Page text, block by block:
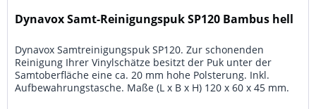
Dynavox Samt-Reinigungspuk SP120 Bambus hell
Dynavox Samtreinigungspuk SP120. Zur schonenden
Reinigung Ihrer Vinylschätze besitzt der Puk unter der
Samtoberfläche eine ca. 20 mm hohe Polsterung. Inkl.
Aufbewahrungstasche. Maße (L x B x H) 120 x 60 x 45 mm.